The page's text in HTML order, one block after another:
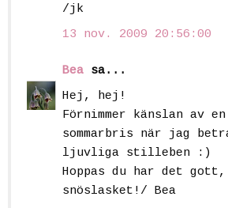
/jk
13 nov. 2009 20:56:00
Bea sa...
Hej, hej!
Förnimmer känslan av
sommarbris när jag
ljuvliga stilleben :)
Hoppas du har det
snöslasket!/ Bea